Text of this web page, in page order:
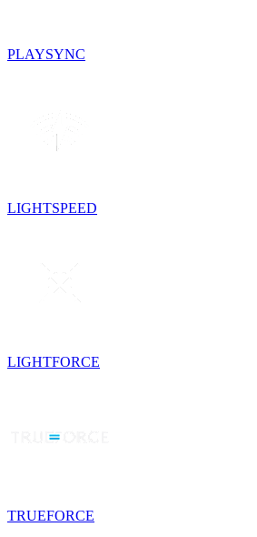
PLAYSYNC
LIGHTSPEED
LIGHTFORCE
TRUEFORCE